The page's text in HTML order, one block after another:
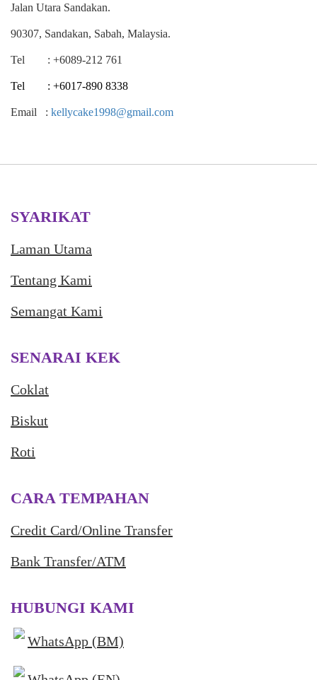
Jalan Utara Sandakan.
90307, Sandakan, Sabah, Malaysia.
Tel : +6089-212 761
Tel : +6017-890 8338
Email : kellycake1998@gmail.com
SYARIKAT
Laman Utama
Tentang Kami
Semangat Kami
SENARAI KEK
Coklat
Biskut
Roti
CARA TEMPAHAN
Credit Card/Online Transfer
Bank Transfer/ATM
HUBUNGI KAMI
WhatsApp (BM)